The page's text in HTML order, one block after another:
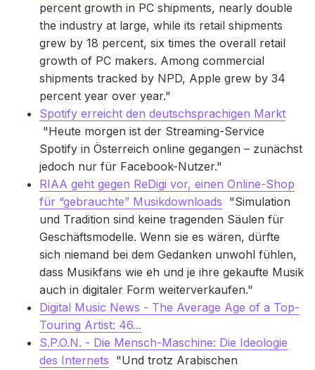
percent growth in PC shipments, nearly double
the industry at large, while its retail shipments
grew by 18 percent, six times the overall retail
growth of PC makers. Among commercial
shipments tracked by NPD, Apple grew by 34
percent year over year."
Spotify erreicht den deutschsprachigen Markt
"Heute morgen ist der Streaming-Service
Spotify in Österreich online gegangen – zunächst
jedoch nur für Facebook-Nutzer."
RIAA geht gegen ReDigi vor, einen Online-Shop
für “gebrauchte” Musikdownloads "Simulation
und Tradition sind keine tragenden Säulen für
Geschäftsmodelle. Wenn sie es wären, dürfte
sich niemand bei dem Gedanken unwohl fühlen,
dass Musikfans wie eh und je ihre gekaufte Musik
auch in digitaler Form weiterverkaufen."
Digital Music News - The Average Age of a Top-
Touring Artist: 46...
S.P.O.N. - Die Mensch-Maschine: Die Ideologie
des Internets "Und trotz Arabischen